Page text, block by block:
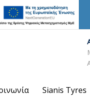
Sianis Tyres